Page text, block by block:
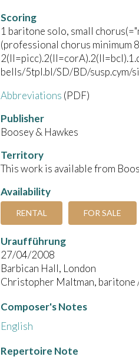
Scoring
1 baritone solo, small
(professional chorus minimum
bells/5tpl.bl/SD/BD/susp.cym/
Abbreviations (PDF)
Publisher
Boosey & Hawkes
Territory
This work is available from
Availability
RENTAL FOR SALE
Uraufführung
27/04/2008
Barbican Hall, London
Christopher Maltman, baritone
Composer's Notes
English
Repertoire Note